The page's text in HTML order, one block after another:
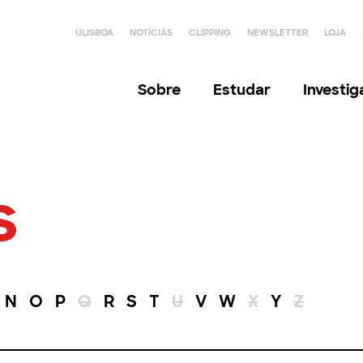
ULISBOA NOTÍCIAS CLIPPING NEWSLETTER LOJA
Sobre Estudar
N O P Q R S T U V W X Y Z